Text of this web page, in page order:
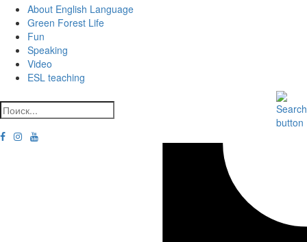
About English Language
Green Forest Life
Fun
Speaking
Video
ESL teaching